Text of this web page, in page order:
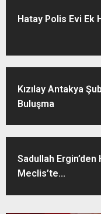
Hatay Polis Evi Ek
Kızılay Antakya
Buluşma
Sadullah Ergin’den
Meclis’te...